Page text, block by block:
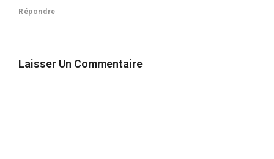
Répondre
Laisser Un Commentaire